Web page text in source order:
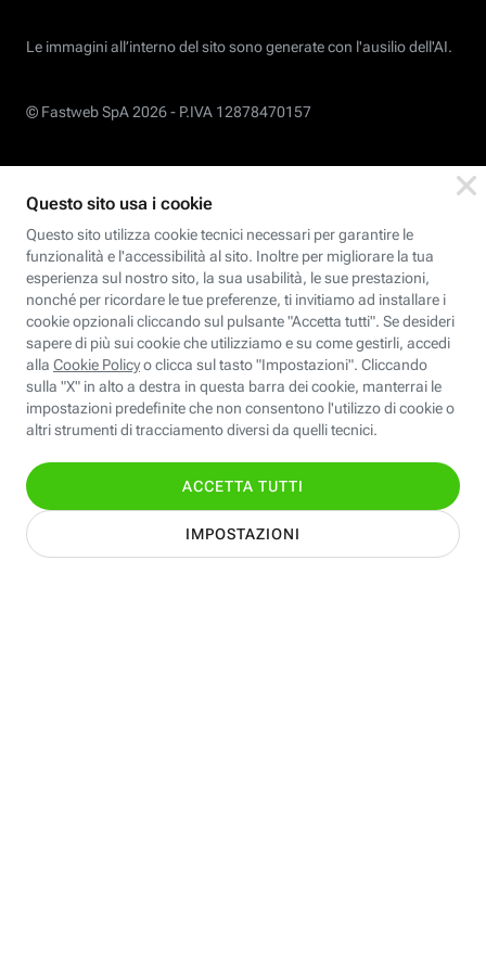
Le immagini all’interno del sito sono generate con l'ausilio dell'AI.
© Fastweb SpA 2026 - P.IVA 12878470157